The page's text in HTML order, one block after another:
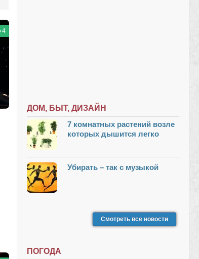
4
ДОМ, БЫТ, ДИЗАЙН
7 комнатных растений возле
которых дышится легко
Убирать – так с музыкой
Смотреть все новости
ПОГОДА